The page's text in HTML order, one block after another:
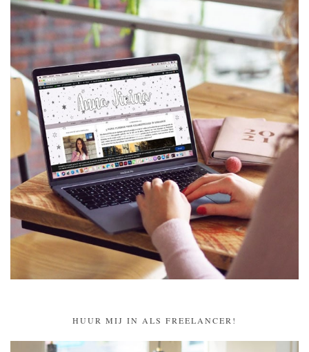
HUUR MIJ IN ALS FREELANCER!